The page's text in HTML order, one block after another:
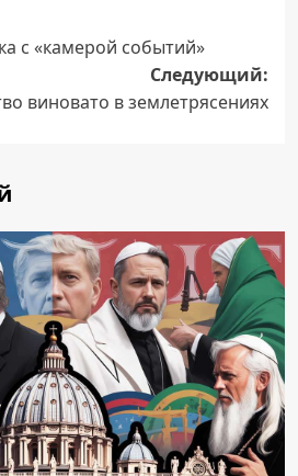
с «камерой событий»
Следующий:
виновато в землетрясениях